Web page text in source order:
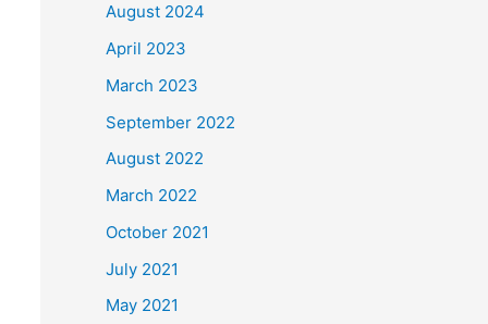
August 2024
April 2023
March 2023
September 2022
August 2022
March 2022
October 2021
July 2021
May 2021